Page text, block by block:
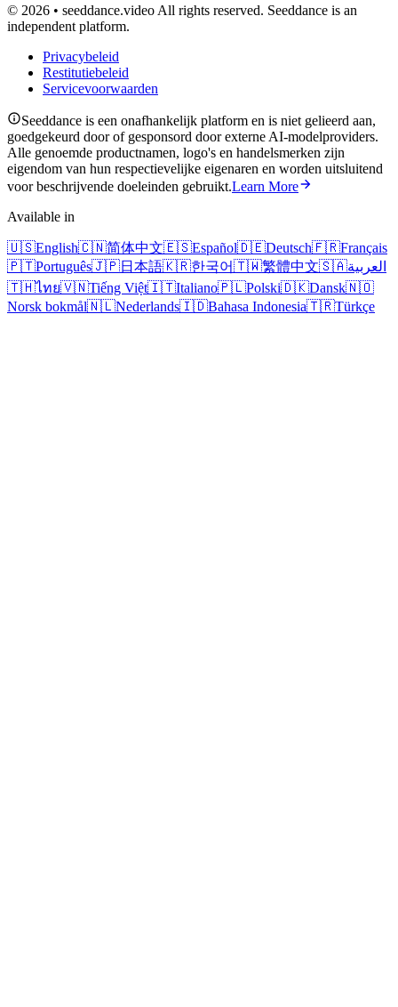
© 2026 • seeddance.video All rights reserved. Seeddance is an
independent platform.
Privacybeleid
Restitutiebeleid
Servicevoorwaarden
Seeddance is een onafhankelijk platform en is niet gelieerd aan,
goedgekeurd door of gesponsord door externe AI-modelproviders.
Alle genoemde productnamen, logo's en handelsmerken zijn
eigendom van hun respectievelijke eigenaren en worden uitsluitend
voor beschrijvende doeleinden gebruikt.Learn More
Available in
🇺🇸English🇨🇳简体中文🇪🇸Español🇩🇪Deutsch🇫🇷Français
🇵🇹Português🇯🇵日本語🇰🇷한국어🇹🇼繁體中文🇸🇦العربية
🇹🇭ไทย🇻🇳Tiếng Việt🇮🇹Italiano🇵🇱Polski🇩🇰Dansk🇳🇴
Norsk bokmål🇳🇱Nederlands🇮🇩Bahasa Indonesia🇹🇷Türkçe